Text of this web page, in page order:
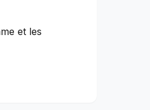
et les